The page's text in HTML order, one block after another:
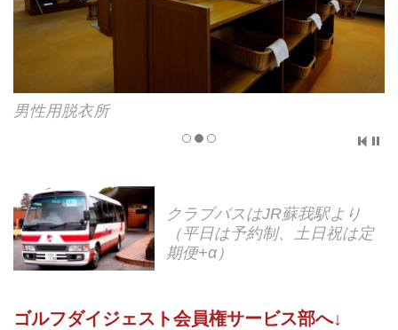
メンバー専用ロッカールーム（クラブ保管も可能）
クラブバスはJR蘇我駅より
（平日は予約制、土日祝は定
期便+α）
ゴルフダイジェスト会員権サービス部へ↓